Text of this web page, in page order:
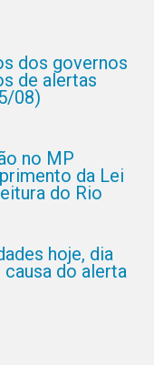
dos governos
de alertas
08)
no MP
da Lei
do Rio
hoje, dia
do alerta